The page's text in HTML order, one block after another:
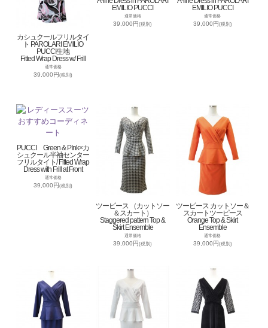
カシュクールフリルタイ
ト PAROLARI EMILIO
PUCCI生地
Fitted Wrap Dress w/ Frill
通常価格
39,000円(税別)
EMILIO PUCCI
通常価格
39,000円(税別)
EMILIO PUCCI
通常価格
39,000円(税別)
PUCCI Green & PInk×カ
シュクール半袖センター
フリルタイト/ Fitted Wrap
Dress with Frill at Front
通常価格
39,000円(税別)
ツーピース （カットソー
＆スカート）
Staggered pattern Top &
Skirt Ensemble
通常価格
39,000円(税別)
ツーピース カットソー＆
スカートツーピース
Orange Top & Skirt
Ensemble
通常価格
39,000円(税別)